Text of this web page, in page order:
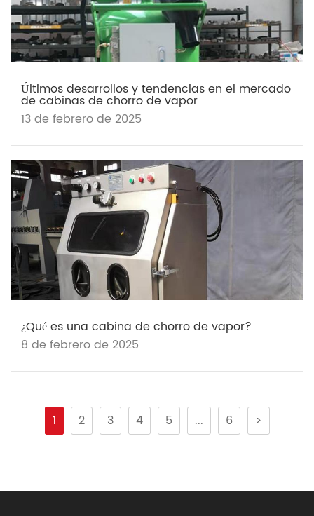
Últimos desarrollos y tendencias en el mercado
de cabinas de chorro de vapor
13 de febrero de 2025
¿Qué es una cabina de chorro de vapor?
8 de febrero de 2025
1 2 3 4 5 ... 6 >